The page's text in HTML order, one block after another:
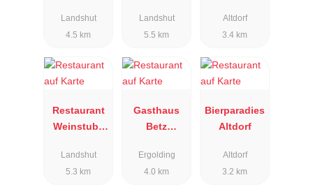
Fürstenhof
Landshut
4.5 km
Landshut
5.5 km
Altdorf
3.4 km
Restaurant
Weinstube
Landshut
5.3 km
Gasthaus
Betz
Ergolding
4.0 km
Bierparadies
Altdorf
Altdorf
3.2 km